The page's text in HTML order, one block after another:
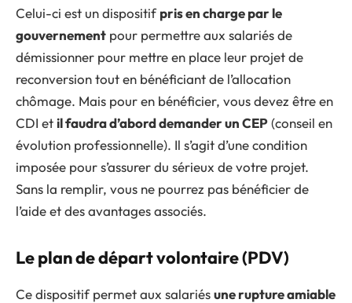
Celui-ci est un dispositifpris en charge par le
gouvernement pour permettre aux salariés de
démissionner pour mettre en place leur projet de
reconversion tout en bénéficiant de l’allocation
chômage. Mais pour en bénéficier, vous devez être en
CDI etil faudra d’abord demander un CEP(conseil en
évolution professionnelle). Il s’agit d’une condition
imposée pour s’assurer du sérieux de votre projet.
Sans la remplir, vous ne pourrez pas bénéficier de
l’aide et des avantages associés.
Le plan de départ volontaire (PDV)
Ce dispositif permet aux salariésune rupture amiable